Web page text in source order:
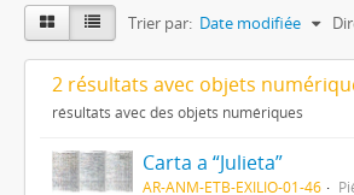
Trier par: Date modifiée
2 résultats avec objets
résultats avec des objets numériques
Carta a “Julieta”
AR-ANM-ETB-EXILIO-01-46